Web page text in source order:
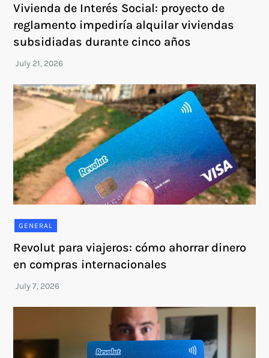
Vivienda de Interés Social: proyecto de
reglamento impediría alquilar viviendas
subsidiadas durante cinco años
GENERAL
Revolut para viajeros: cómo ahorrar dinero
en compras internacionales